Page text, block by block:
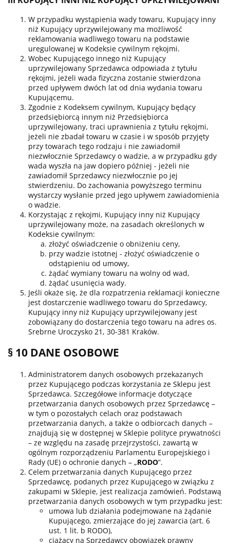
W przypadku wystąpienia wady towaru, Kupujący inny
niż Kupujący uprzywilejowany ma możliwość
reklamowania wadliwego towaru na podstawie
uregulowanej w Kodeksie cywilnym rękojmi.
Wobec Kupującego innego niż Kupujący
uprzywilejowany Sprzedawca odpowiada z tytułu
rękojmi, jeżeli wada fizyczna zostanie stwierdzona
przed upływem dwóch lat od dnia wydania towaru
Kupującemu.
Zgodnie z Kodeksem cywilnym, Kupujący będący
przedsiębiorcą innym niż Przedsiębiorca
uprzywilejowany, traci uprawnienia z tytułu rękojmi,
jeżeli nie zbadał towaru w czasie i w sposób przyjęty
przy towarach tego rodzaju i nie zawiadomił
niezwłocznie Sprzedawcy o wadzie, a w przypadku gdy
wada wyszła na jaw dopiero później - jeżeli nie
zawiadomił Sprzedawcy niezwłocznie po jej
stwierdzeniu. Do zachowania powyższego terminu
wystarczy wysłanie przed jego upływem zawiadomienia
o wadzie.
Korzystając z rękojmi, Kupujący inny niż Kupujący
uprzywilejowany może, na zasadach określonych w
Kodeksie cywilnym:
złożyć oświadczenie o obniżeniu ceny,
przy wadzie istotnej - złożyć oświadczenie o
odstąpieniu od umowy,
żądać wymiany towaru na wolny od wad,
żądać usunięcia wady.
Jeśli okaże się, że dla rozpatrzenia reklamacji konieczne
jest dostarczenie wadliwego towaru do Sprzedawcy,
Kupujący inny niż Kupujący uprzywilejowany jest
zobowiązany do dostarczenia tego towaru na adres os.
Srebrne Uroczysko 21, 30-381 Kraków.
§ 10 DANE OSOBOWE
Administratorem danych osobowych przekazanych
przez Kupującego podczas korzystania ze Sklepu jest
Sprzedawca. Szczegółowe informacje dotyczące
przetwarzania danych osobowych przez Sprzedawcę –
w tym o pozostałych celach oraz podstawach
przetwarzania danych, a także o odbiorcach danych –
znajdują się w dostępnej w Sklepie polityce prywatności
– ze względu na zasadę przejrzystości, zawartą w
ogólnym rozporządzeniu Parlamentu Europejskiego i
Rady (UE) o ochronie danych – „RODO”.
Celem przetwarzania danych Kupującego przez
Sprzedawcę, podanych przez Kupującego w związku z
zakupami w Sklepie, jest realizacja zamówień. Podstawą
przetwarzania danych osobowych w tym przypadku jest:
umowa lub działania podejmowane na żądanie
Kupującego, zmierzające do jej zawarcia (art. 6
ust. 1 lit. b RODO),
ciążący na Sprzedawcy obowiązek prawny